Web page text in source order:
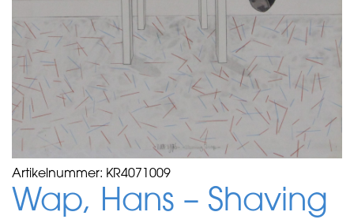
Artikelnummer: KR4071009
Wap, Hans – Shaving